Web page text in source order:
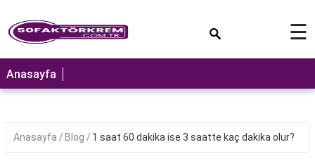
ANASAYFA
☰
Anasayfa
Anasayfa Blog 1 saat 60 dakika ise 3 saatte kaç dakika olur?